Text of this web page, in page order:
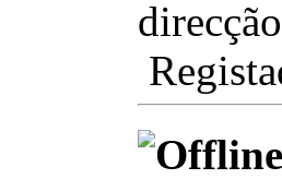
direcção